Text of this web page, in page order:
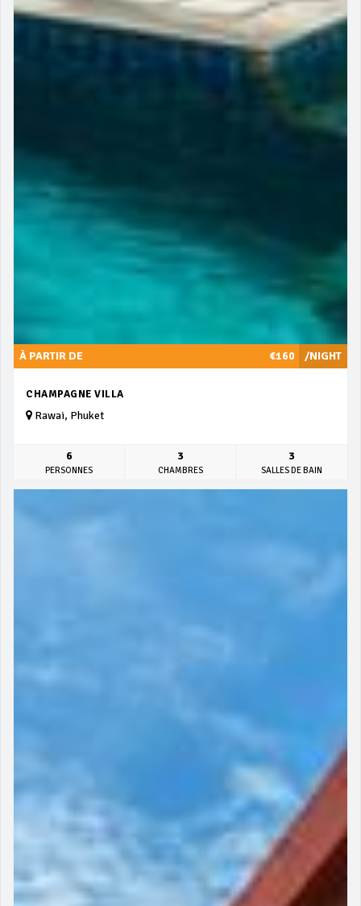
/NIGHT
À PARTIR DE €160
CHAMPAGNE VILLA
Rawai, Phuket
6
PERSONNES
3
CHAMBRES
3
SALLES DE BAIN